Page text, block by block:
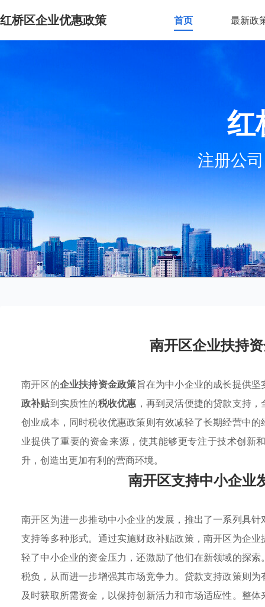
红桥区企业优惠政策 首页 最新政
红
注册公
南开区企业扶持
南开区的企业扶持资金政策旨在为中小企业的成长提供
政补贴到实质性的税收优惠 ，再到灵活便捷的贷款支持
创业成本，同时税收优惠政策则有效减轻了长期经营中
业提供了重要的资金来源，使其能够更专注于技术创新
升，创造出更加有利的营商环境。
南开区支持中小企业
南开区为进一步推动中小企业的发展，推出了一系列具针
支持等多种形式。通过实施财政补贴政策，南开区为企
轻了中小企业的资金压力，还激励了他们在新领域的探
税负，从而进一步增强其市场竞争力。贷款支持政策则
及时获取所需资金，以保持创新活力和市场适应性。整